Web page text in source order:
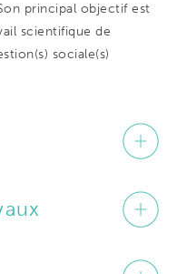
principal objectif est
scientifique de
sociale(s)